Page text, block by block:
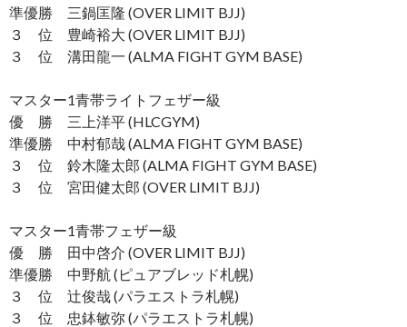
準優勝 三鍋匡隆 (OVER LIMIT BJJ)
３ 位 豊崎裕大 (OVER LIMIT BJJ)
３ 位 溝田龍一 (ALMA FIGHT GYM BASE)
マスター1青帯ライトフェザー級
優 勝 三上洋平 (HLCGYM)
準優勝 中村郁哉 (ALMA FIGHT GYM BASE)
３ 位 鈴木隆太郎 (ALMA FIGHT GYM BASE)
３ 位 宮田健太郎 (OVER LIMIT BJJ)
マスター1青帯フェザー級
優 勝 田中啓介 (OVER LIMIT BJJ)
準優勝 中野航 (ピュアブレッド札幌)
３ 位 辻俊哉 (パラエストラ札幌)
３ 位 忠鉢敏弥 (パラエストラ札幌)